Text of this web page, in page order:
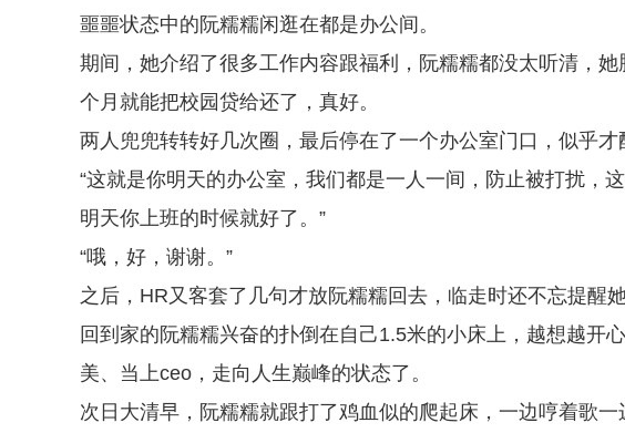
噩噩状态中的阮糯糯闲逛在都是办公间。
期间，她介绍了很多工作内容跟福利，阮糯糯都没太听清，
个月就能把校园贷给还了，真好。
两人兜兜转转好几次圈，最后停在了一个办公室门口，似乎才
“这就是你明天的办公室，我们都是一人一间，防止被打扰，
明天你上班的时候就好了。”
“哦，好，谢谢。”
之后，HR又客套了几句才放阮糯糯回去，临走时还不忘提醒
回到家的阮糯糯兴奋的扑倒在自己1.5米的小床上，越想越开
美、当上ceo，走向人生巅峰的状态了。
次日大清早，阮糯糯就跟打了鸡血似的爬起床，一边哼着歌